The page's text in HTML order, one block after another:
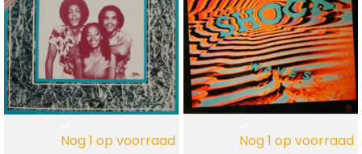
Nog 1 op voorraad Nog 1 op voorraad